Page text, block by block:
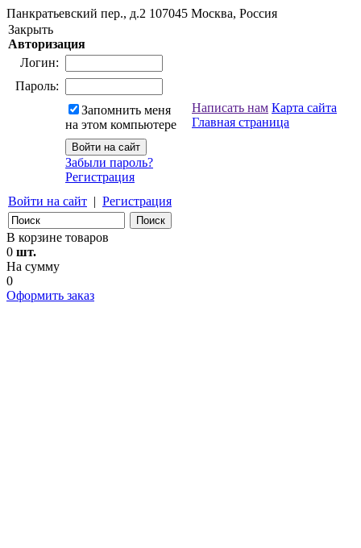
Панкратьевский пер., д.2 107045 Москва, Россия
Закрыть
Авторизация
Логин:
Пароль:
Запомнить меня
на этом компьютере
Забыли пароль?
Регистрация
Войти на сайт | Регистрация
Написать нам Карта сайта
Главная страница
В корзине товаров
0 шт.
На сумму
0
Оформить заказ